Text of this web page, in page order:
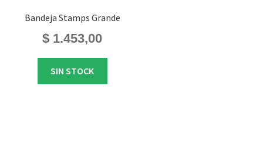
Bandeja Stamps Grande
$ 1.453,00
SIN STOCK